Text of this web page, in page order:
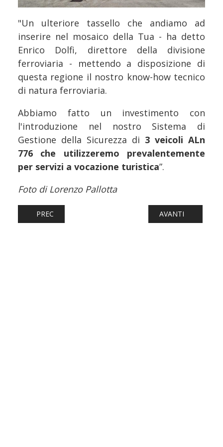
"Un ulteriore tassello che andiamo ad
inserire nel mosaico della Tua - ha detto
Enrico Dolfi, direttore della divisione
ferroviaria - mettendo a disposizione di
questa regione il nostro know-how tecnico
di natura ferroviaria.
Abbiamo fatto un investimento con
l'introduzione nel nostro Sistema di
Gestione della Sicurezza di 3 veicoli ALn
776 che utilizzeremo prevalentemente
per servizi a vocazione turistica”.
Foto di Lorenzo Pallotta
ARTICOLO PRECEDENTE: FERROVIE: GANCIO
PREC ARTICOLO
AVANTI